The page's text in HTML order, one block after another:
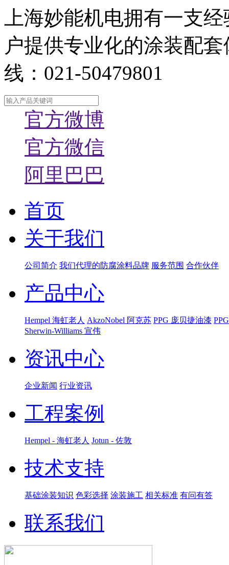
上海妙能机电拥有一支
户提供专业化的涂装配
线：021-50479801
官方微博
官方微信
阿里巴巴
首页
关于我们
公司简介 我们代理的防腐涂料品牌 服务范围 合作伙伴
产品中心
Hempel 海虹老人 AkzoNobel 阿克苏 PPG 庞贝捷油漆
Sherwin-Williams 宣伟
资讯中心
企业新闻 行业资讯
工程案例
Hempel - 海虹老人 Jotun - 佐敦
技术支持
基础涂装知识 色彩选择 涂装施工 相关标准 有问有答
联系我们